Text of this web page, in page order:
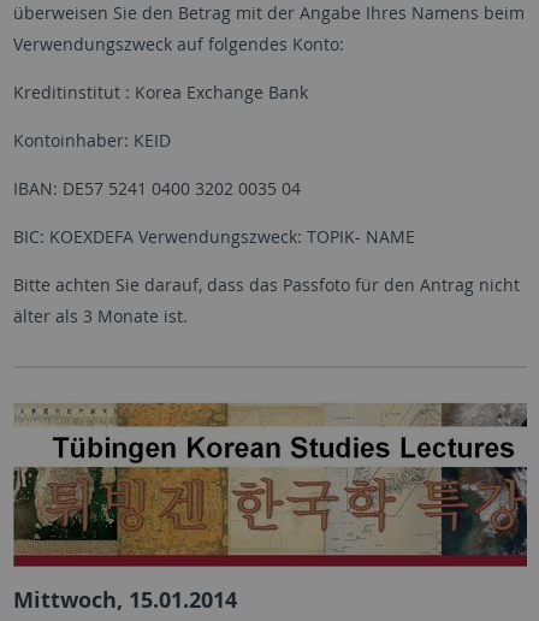
überweisen Sie den Betrag mit der Angabe Ihres Namens beim
Verwendungszweck auf folgendes Konto:
Kreditinstitut : Korea Exchange Bank
Kontoinhaber: KEID
IBAN: DE57 5241 0400 3202 0035 04
BIC: KOEXDEFA Verwendungszweck: TOPIK- NAME
Bitte achten Sie darauf, dass das Passfoto für den Antrag nicht
älter als 3 Monate ist.
Mittwoch, 15.01.2014